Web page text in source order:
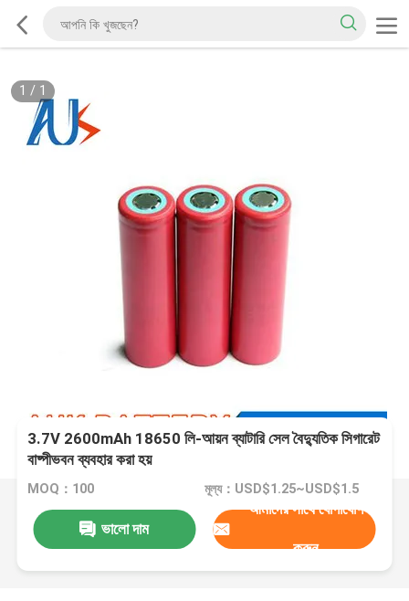
1 / 1
3.7V 2600mAh 18650 লি-আয়ন ব্যাটারি সেল বৈদ্যুতিক সিগারেট
বাষ্পীভবন ব্যবহার করা হয়
MOQ：100 মূল্য：USD$1.25~USD$1.5
ভালো দাম
আমাদের সাথে যোগাযোগ
করুন